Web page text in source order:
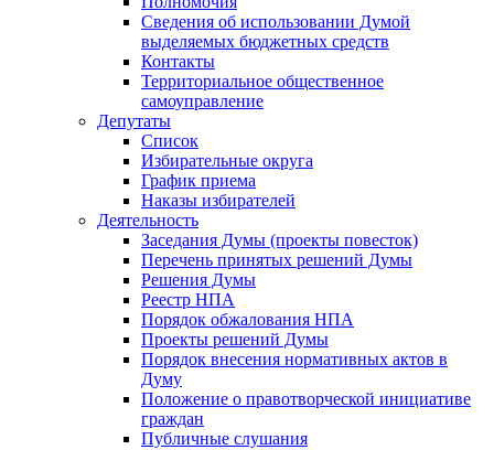
Сведения об использовании Думой
выделяемых бюджетных средств
Контакты
Территориальное общественное
самоуправление
Депутаты
Список
Избирательные округа
График приема
Наказы избирателей
Деятельность
Заседания Думы (проекты повесток)
Перечень принятых решений Думы
Решения Думы
Реестр НПА
Порядок обжалования НПА
Проекты решений Думы
Порядок внесения нормативных актов в
Думу
Положение о правотворческой инициативе
граждан
Публичные слушания